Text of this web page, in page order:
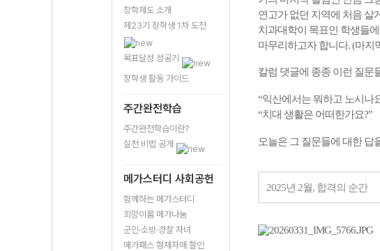
장학제도 소개
제23기 장학생 1차 도전
목표달성 성공기
장학생 활동 가이드
주간완전학습
주간완전학습이란?
실천 비법 공개
메가스터디 사회공헌
함께하는 메가스터디
희망이룸 메가나눔
군인·소방·경찰 자녀
메가패스 형제자매 할인
연고가 없던 지역에 처음 살
치과대학이 목표인 학생들
마무리하고자 합니다.(마지
칼럼 댓글에 종종 이런 질문
“익산에서는뭐하고 노시나
“치대 생활은 어떠한가요?”
오늘은 그 질문들에 대한 답
2025년 2월, 합격의 순간